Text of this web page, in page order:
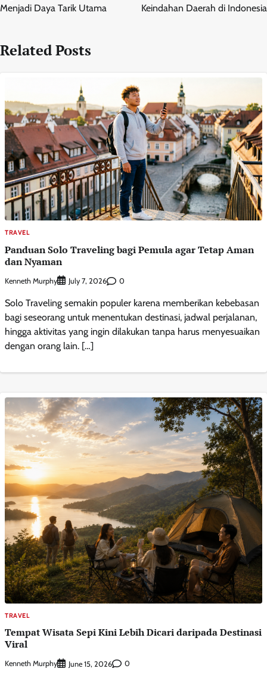
Menjadi Daya Tarik Utama
Keindahan Daerah di Indonesia
Related Posts
TRAVEL
Panduan Solo Traveling bagi Pemula agar Tetap Aman
dan Nyaman
Kenneth Murphy July 7, 2026 0
Solo Traveling semakin populer karena memberikan kebebasan
bagi seseorang untuk menentukan destinasi, jadwal perjalanan,
hingga aktivitas yang ingin dilakukan tanpa harus menyesuaikan
dengan orang lain. […]
TRAVEL
Tempat Wisata Sepi Kini Lebih Dicari daripada Destinasi
Viral
Kenneth Murphy June 15, 2026 0